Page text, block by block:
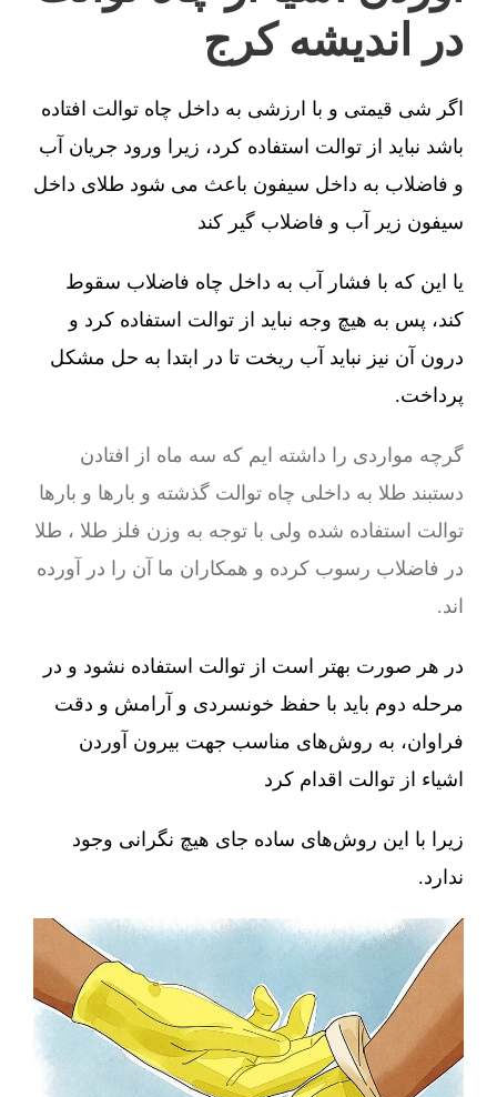
در اندیشه کرج
اگر شی قیمتی و با ارزشی به داخل چاه توالت افتاده
باشد نباید از توالت استفاده کرد، زیرا ورود جریان آب
و فاضلاب به داخل سیفون باعث می شود طلای داخل
سیفون زیر آب و فاضلاب گیر کند
یا این که با فشار آب به داخل چاه فاضلاب سقوط
کند، پس به هیچ وجه نباید از توالت استفاده کرد و
درون آن نیز نباید آب ریخت تا در ابتدا به حل مشکل
پرداخت.
گرچه مواردی را داشته ایم که سه ماه از افتادن
دستبند طلا به داخلی چاه توالت گذشته و بارها و بارها
توالت استفاده شده ولی با توجه به وزن فلز طلا ، طلا
در فاضلاب رسوب کرده و همکاران ما آن را در آورده
اند.
در هر صورت بهتر است از توالت استفاده نشود و در
مرحله دوم باید با حفظ خونسردی و آرامش و دقت
فراوان، به روش‌های مناسب جهت بیرون آوردن
اشیاء از توالت اقدام کرد
زیرا با این روش‌های ساده جای هیچ نگرانی وجود
ندارد.